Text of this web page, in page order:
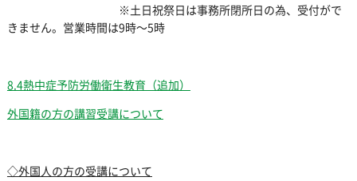
※土日祝祭日は事務所閉所日の為、受付がで
きません。営業時間は9時～5時
8.4熱中症予防労働衛生教育（追加）
外国籍の方の講習受講について
◇外国人の方の受講について